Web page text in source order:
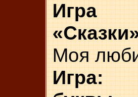
Игра
Моя